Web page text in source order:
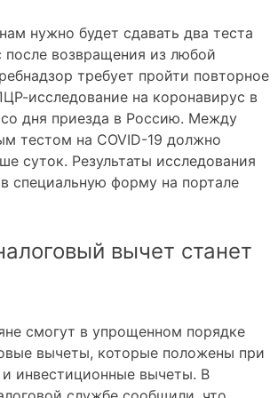
нужно будет сдавать два теста
после возвращения из любой
требует пройти повторное
исследование на коронавирус в
дня приезда в Россию. Между
тестом на COVID-19 должно
суток. Результаты исследования
в специальную форму на портале
вычет станет
смогут в упрощенном порядке
вычеты, которые положены при
инвестиционные вычеты. В